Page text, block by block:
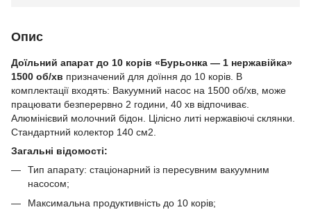
Опис
Доїльний апарат до 10 корів «Бурьонка — 1 нержавійка»
1500 об/хв призначений для доїння до 10 корів. В
комплектації входять: Вакуумний насос на 1500 об/хв, може
працювати безперервно 2 години, 40 хв відпочиває.
Алюмінієвий молочний бідон. Цілісно литі нержавіючі склянки.
Стандартний колектор 140 см2.
Загальні відомості:
Тип апарату: стаціонарний із пересувним вакуумним
насосом;
Максимальна продуктивність до 10 корів;